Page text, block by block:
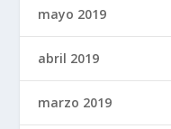
mayo 2019
abril 2019
marzo 2019